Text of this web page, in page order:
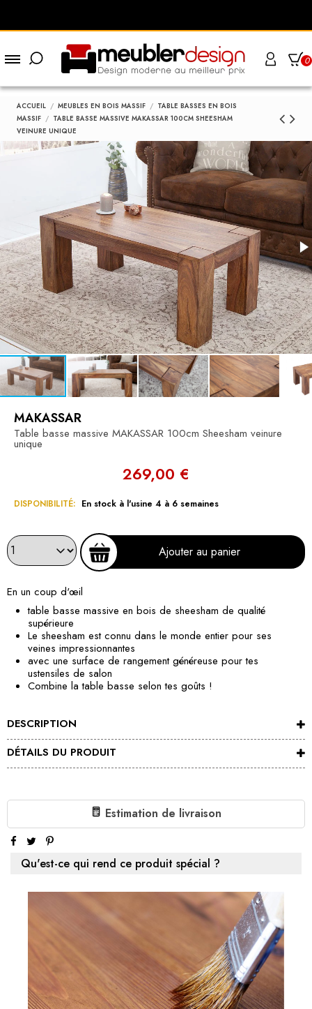
0
ACCUEIL MEUBLES EN BOIS MASSIF
TABLE BASSES EN BOIS
MASSIF
TABLE BASSE MASSIVE MAKASSAR 100CM SHEESHAM
VEINURE UNIQUE
MAKASSAR
Table basse massive MAKASSAR 100cm Sheesham veinure
unique
269,00 €
DISPONIBILITÉ: En stock à l'usine 4 à 6 semaines
Ajouter au panier
En un coup d'œil
table basse massive en bois de sheesham de qualité
supérieure
Le sheesham est connu dans le monde entier pour ses
veines impressionnantes
avec une surface de rangement généreuse pour tes
ustensiles de salon
Combine la table basse selon tes goûts !
DESCRIPTION
DÉTAILS DU PRODUIT
Estimation de livraison
Qu'est-ce qui rend ce produit spécial ?